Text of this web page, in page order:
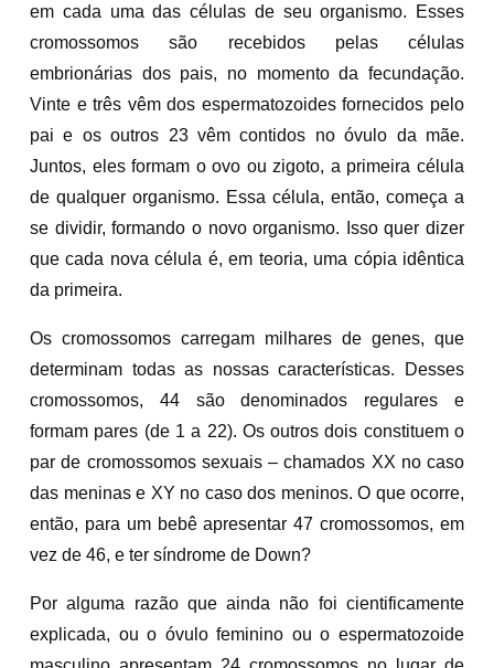
em cada uma das células de seu organismo. Esses
cromossomos são recebidos pelas células
embrionárias dos pais, no momento da fecundação.
Vinte e três vêm dos espermatozoides fornecidos pelo
pai e os outros 23 vêm contidos no óvulo da mãe.
Juntos, eles formam o ovo ou zigoto, a primeira célula
de qualquer organismo. Essa célula, então, começa a
se dividir, formando o novo organismo. Isso quer dizer
que cada nova célula é, em teoria, uma cópia idêntica
da primeira.
Os cromossomos carregam milhares de genes, que
determinam todas as nossas características. Desses
cromossomos, 44 são denominados regulares e
formam pares (de 1 a 22). Os outros dois constituem o
par de cromossomos sexuais – chamados XX no caso
das meninas e XY no caso dos meninos. O que ocorre,
então, para um bebê apresentar 47 cromossomos, em
vez de 46, e ter síndrome de Down?
Por alguma razão que ainda não foi cientificamente
explicada, ou o óvulo feminino ou o espermatozoide